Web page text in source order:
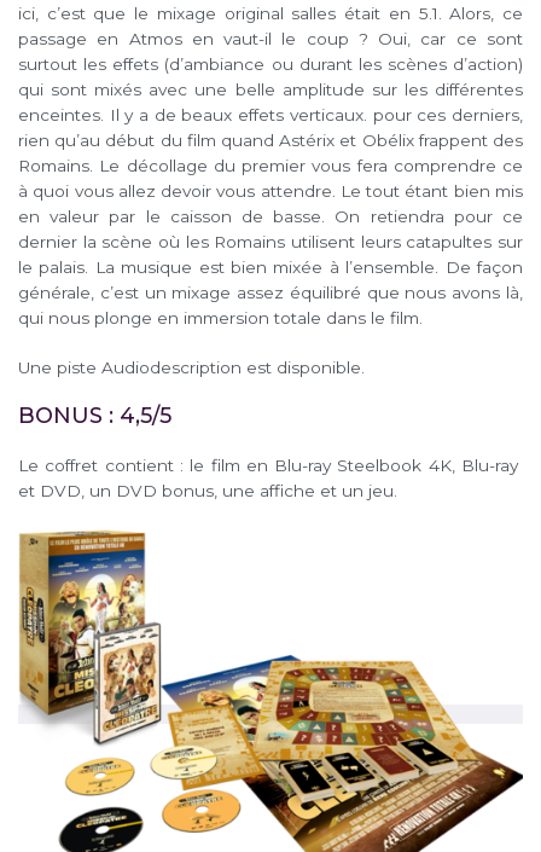
ici, c’est que le mixage original salles était en 5.1. Alors, ce
passage en Atmos en vaut-il le coup ? Oui, car ce sont
surtout les effets (d’ambiance ou durant les scènes d’action)
qui sont mixés avec une belle amplitude sur les différentes
enceintes. Il y a de beaux effets verticaux. pour ces derniers,
rien qu’au début du film quand Astérix et Obélix frappent des
Romains. Le décollage du premier vous fera comprendre ce
à quoi vous allez devoir vous attendre. Le tout étant bien mis
en valeur par le caisson de basse. On retiendra pour ce
dernier la scène où les Romains utilisent leurs catapultes sur
le palais. La musique est bien mixée à l’ensemble. De façon
générale, c’est un mixage assez équilibré que nous avons là,
qui nous plonge en immersion totale dans le film.
Une piste Audiodescription est disponible.
BONUS : 4,5/5
Le coffret contient : le film en Blu-ray Steelbook 4K, Blu-ray
et DVD, un DVD bonus, une affiche et un jeu.